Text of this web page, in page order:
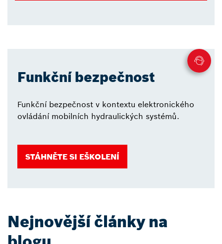
Funkční bezpečnost
Funkční bezpečnost v kontextu elektronického
ovládání mobilních hydraulických systémů.
STÁHNĚTE SI EŠKOLENÍ
Nejnovější články na